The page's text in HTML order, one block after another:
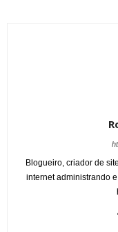
Blogueiro, criador de
internet administrando